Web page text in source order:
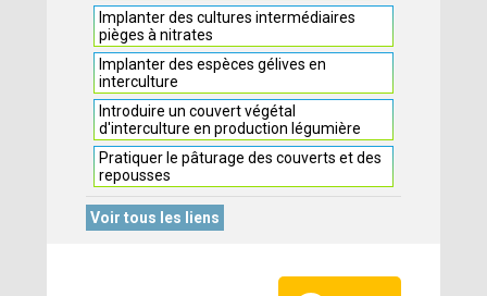
Implanter des cultures intermédiaires
pièges à nitrates
Implanter des espèces gélives en
interculture
Introduire un couvert végétal
d'interculture en production légumière
Pratiquer le pâturage des couverts et des
repousses
Voir tous les liens